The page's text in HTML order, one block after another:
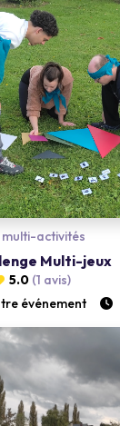
activités
Multi-jeux
5.0 (1 avis)
événement